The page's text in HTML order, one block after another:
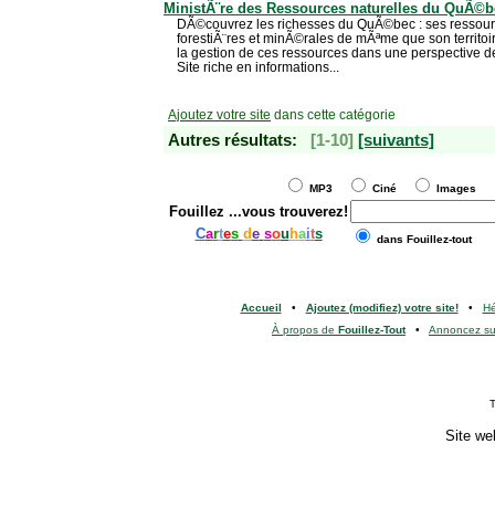
MinistÃ¨re des Ressources naturelles du
DÃ©couvrez les richesses du QuÃ©bec : ses
forestiÃ¨res et minÃ©rales de mÃªme que son
la gestion de ces ressources dans une perspective
Site riche en informations...
Ajoutez votre site dans cette catégorie
Autres résultats: [1-10] [suivants]
MP3 Ciné Images
Fouillez ...vous trouverez!
Cartes de sou haits dans Fouillez-tout
Accueil • Ajoutez (modifiez) votre site!•
À propos de Fouillez-Tout• Annoncez
Site